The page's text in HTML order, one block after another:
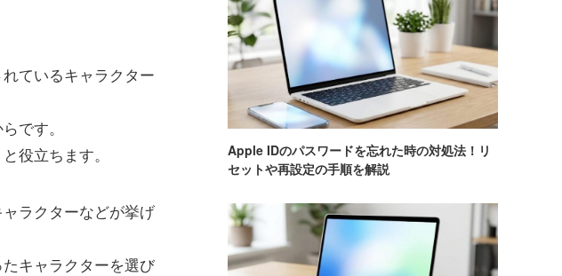
ているキャラクター
です。
役立ちます。
ラクターなどが挙げ
キャラクターを選び
Apple IDのパスワードを忘れた時の対処法！リ
セットや再設定の手順を解説